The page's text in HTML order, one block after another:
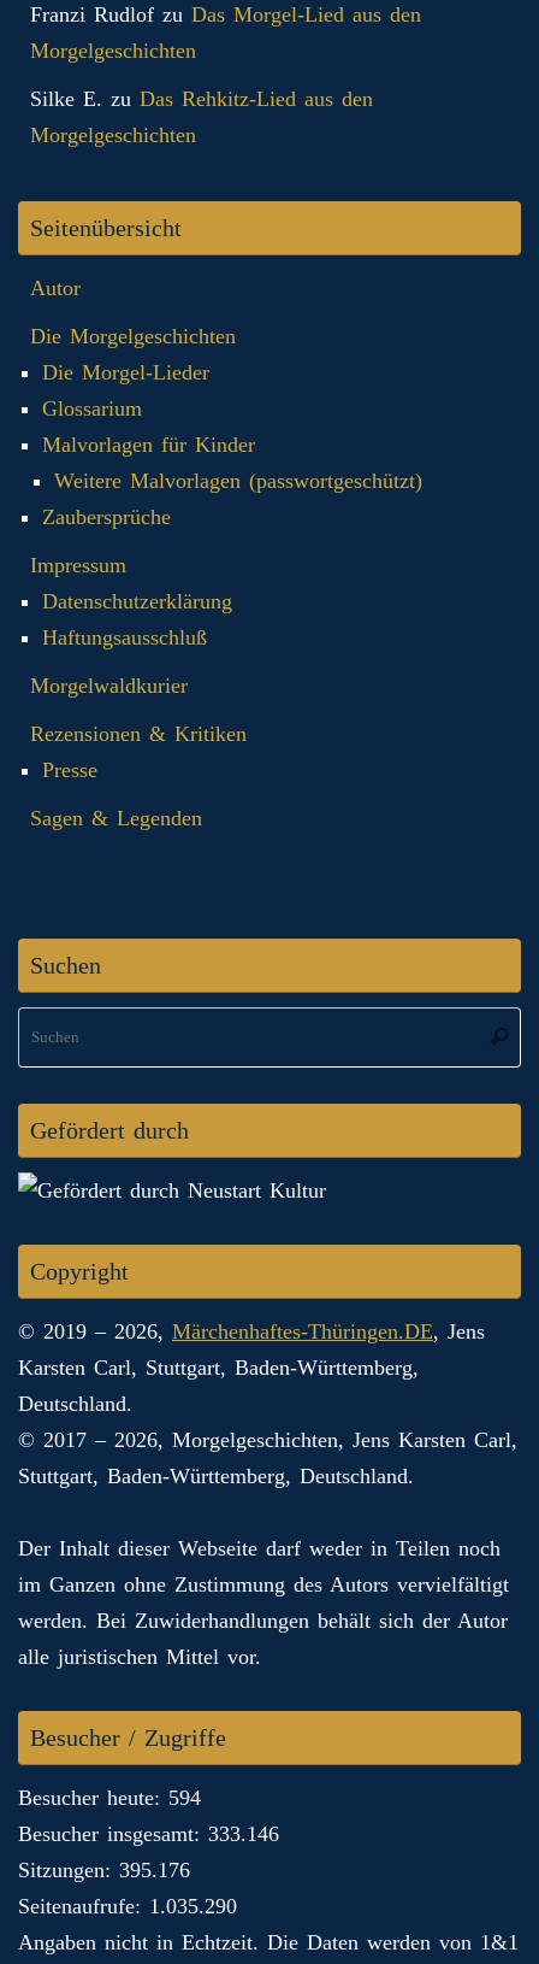
Franzi Rudlof zu Das Morgel-Lied aus den
Morgelgeschichten
Silke E. zu Das Rehkitz-Lied aus den
Morgelgeschichten
Seitenübersicht
Autor
Die Morgelgeschichten
Die Morgel-Lieder
Glossarium
Malvorlagen für Kinder
Weitere Malvorlagen (passwortgeschützt)
Zaubersprüche
Impressum
Datenschutzerklärung
Haftungsausschluß
Morgelwaldkurier
Rezensionen & Kritiken
Presse
Sagen & Legenden
Suchen
Gefördert durch
Copyright
© 2019 – 2026, Märchenhaftes-Thüringen.DE, Jens
Karsten Carl, Stuttgart, Baden-Württemberg,
Deutschland.
© 2017 – 2026, Morgelgeschichten, Jens Karsten Carl,
Stuttgart, Baden-Württemberg, Deutschland.
Der Inhalt dieser Webseite darf weder in Teilen noch
im Ganzen ohne Zustimmung des Autors vervielfältigt
werden. Bei Zuwiderhandlungen behält sich der Autor
alle juristischen Mittel vor.
Besucher / Zugriffe
Besucher heute: 594
Besucher insgesamt: 333.146
Sitzungen: 395.176
Seitenaufrufe: 1.035.290
Angaben nicht in Echtzeit. Die Daten werden von 1&1